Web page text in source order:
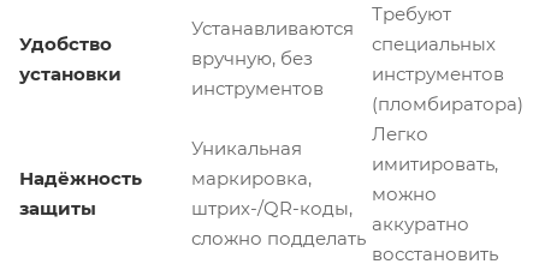
Удобство
установки
Устанавливаются
вручную, без
инструментов
Требуют
специальных
инструментов
(пломбиратора)
Надёжность
защиты
Уникальная
маркировка,
штрих-/QR-коды,
сложно подделать
Легко
имитировать,
можно
аккуратно
восстановить